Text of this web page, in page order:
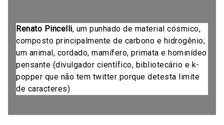
Renato Pincelli, um punhado de material cósmico,
composto principalmente de carbono e hidrogênio;
um animal, cordado, mamífero, primata e hominídeo
pensante (divulgador científico, bibliotecário e k-
popper que não tem twitter porque detesta limite
de caracteres)